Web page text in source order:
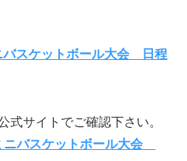
バスケットボール大会 日程
サイトでご確認下さい。
ニバスケットボール大会